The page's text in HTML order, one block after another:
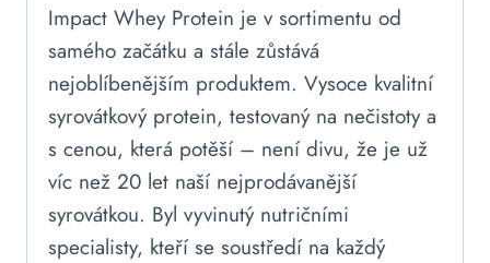
Impact Whey Protein je v sortimentu od
samého začátku a stále zůstává
nejoblíbenějším produktem. Vysoce kvalitní
syrovátkový protein, testovaný na nečistoty a
s cenou, která potěší – není divu, že je už
víc než 20 let naší nejprodávanější
syrovátkou. Byl vyvinutý nutričními
specialisty, kteří se soustředí na každý